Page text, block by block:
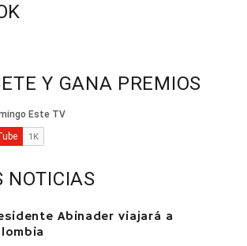
Y GANA PREMIOS
NOTICIAS
Abinader viajará a